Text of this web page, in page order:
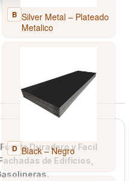
Duradero y Facil
de Edificios,